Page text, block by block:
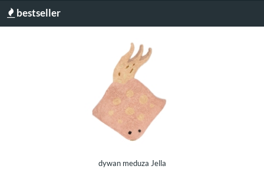
bestseller
dywan meduza Jella